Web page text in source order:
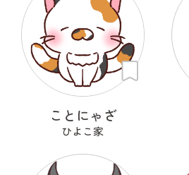
ことにゃざ
ひよこ家